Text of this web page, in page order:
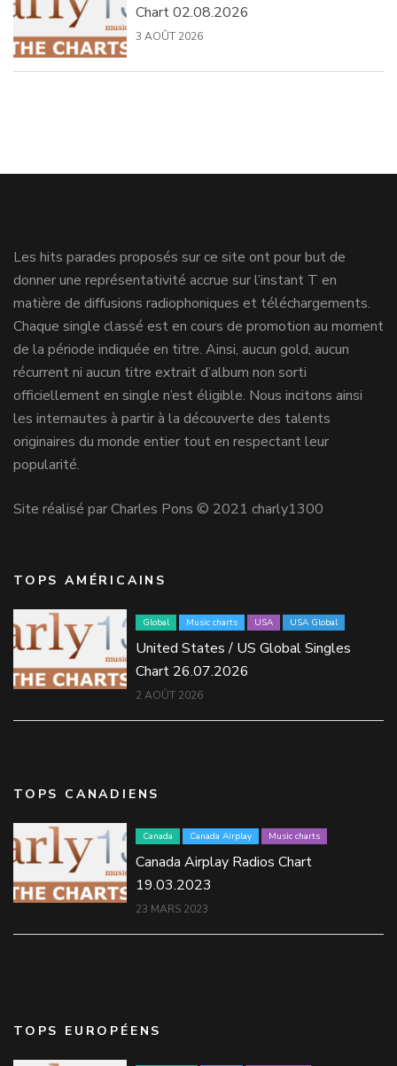
Chart 02.08.2026
3 AOÛT 2026
Les hits parades proposés sur ce site ont pour but de
donner une représentativité accrue sur l’instant T en
matière de diffusions radiophoniques et téléchargements.
Chaque single classé est en cours de promotion au moment
de la période indiquée en titre. Ainsi, aucun gold, aucun
récurrent ni aucun titre extrait d’album non sorti
officiellement en single n’est éligible. Nous incitons ainsi
les internautes à partir à la découverte des talents
originaires du monde entier tout en respectant leur
popularité.
Site réalisé par Charles Pons © 2021 charly1300
TOPS AMÉRICAINS
Global Music charts USA USA Global
United States / US Global Singles
Chart 26.07.2026
2 AOÛT 2026
TOPS CANADIENS
Canada Canada Airplay Music charts
Canada Airplay Radios Chart
19.03.2023
23 MARS 2023
TOPS EUROPÉENS